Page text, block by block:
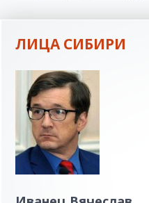
ЛИЦА СИБИРИ